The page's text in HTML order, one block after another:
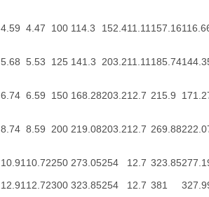
4.59 4.47 100 114.3 152.411.11157.16
5.68 5.53 125 141.3 203.211.11185.74
6.74 6.59 150 168.28203.212.7 215.9
8.74 8.59 200 219.08203.212.7 269.88
10.9110.72250 273.05254 12.7 323.85
12.9112.72300 323.85254 12.7 381